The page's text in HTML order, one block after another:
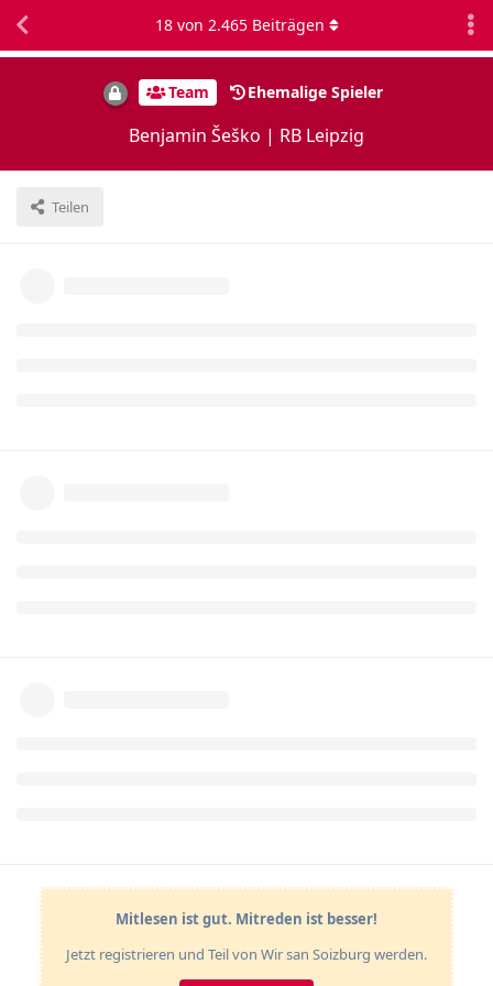
Team Ehemalige Spieler
Benjamin Šeško | RB Leipzig
Teilen
18von 2.465Beiträgen
Mitlesen ist gut. Mitreden ist besser!
Jetzt registrieren und Teil von Wir san Soizburg werden.